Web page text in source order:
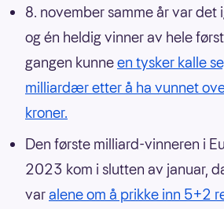
8. november samme år var
og én heldig vinner av hele
gangen kunneen tysker kalle
milliardær etter å ha vunnet
kroner.
Den første milliard-vinneren i
2023 kom i slutten av januar,
varalene om å prikke inn 5+2